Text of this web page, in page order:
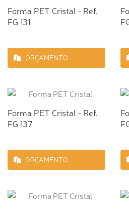
Forma PET Cristal - Ref.
FG 131
ORÇAMENTO
Forma PET Cristal - Ref.
FG 137
ORÇAMENTO